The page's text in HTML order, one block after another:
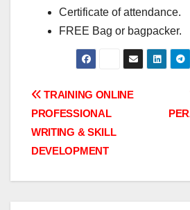
Certificate of attendance.
FREE Bag or bagpacker.
Post
navigation
TRAINING ONLINE
PROFESSIONAL
WRITING & SKILL
DEVELOPMENT